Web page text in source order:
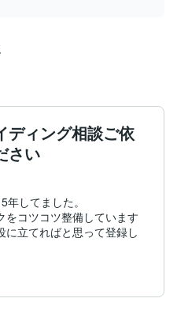
ディング相談ご依
さい
してました。
をコツコツ整備しています
立てればと思って登録し